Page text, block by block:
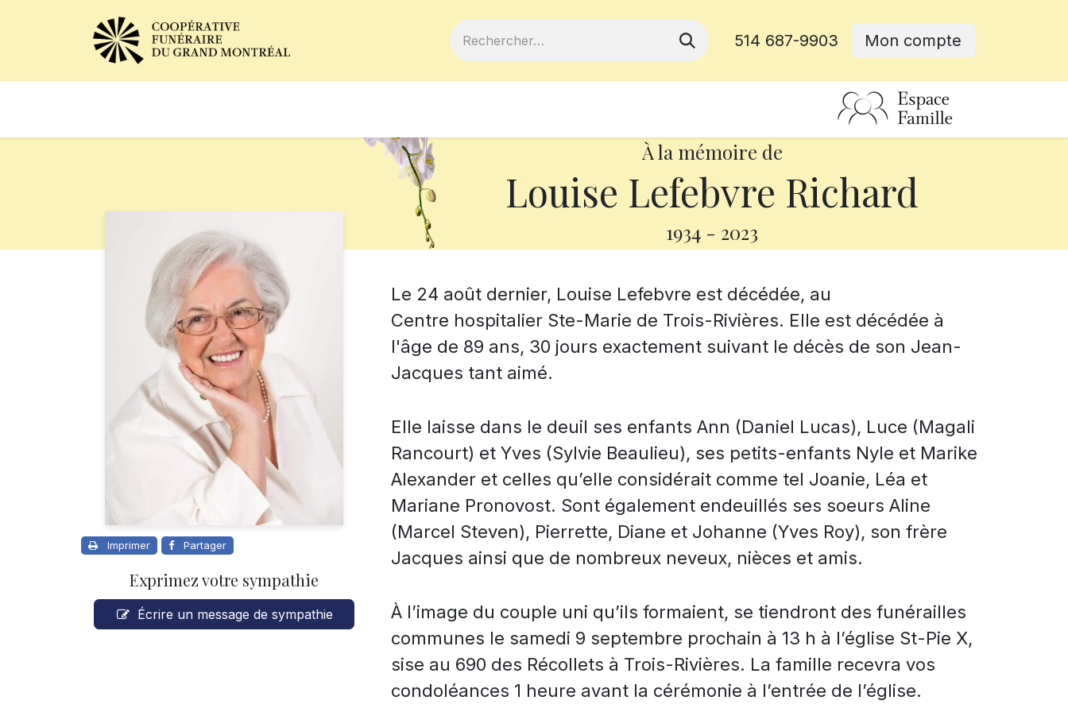
514 687-9903 Mon compte
À la mémoire de
Louise Lefebvre Richard
1934 - 2023
Imprimer Partager
Exprimez votre sympathie
Écrire un message de sympathie
Le 24 août dernier, Louise Lefebvre est décédée, au
Centre hospitalier Ste-Marie de Trois-Rivières. Elle est décédée à
l'âge de 89 ans, 30 jours exactement suivant le décès de son Jean-
Jacques tant aimé.
Elle laisse dans le deuil ses enfants Ann (Daniel Lucas), Luce (Magali
Rancourt) et Yves (Sylvie Beaulieu), ses petits-enfants Nyle et Marike
Alexander et celles qu’elle considérait comme tel Joanie, Léa et
Mariane Pronovost. Sont également endeuillés ses soeurs Aline
(Marcel Steven), Pierrette, Diane et Johanne (Yves Roy), son frère
Jacques ainsi que de nombreux neveux, nièces et amis.
À l’image du couple uni qu’ils formaient, se tiendront des funérailles
communes le samedi 9 septembre prochain à 13 h à l’église St-Pie X,
sise au 690 des Récollets à Trois-Rivières. La famille recevra vos
condoléances 1 heure avant la cérémonie à l’entrée de l’église.